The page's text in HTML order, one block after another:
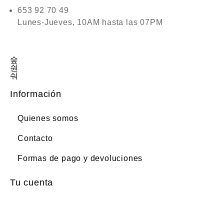
653 92 70 49
Lunes-Jueves, 10AM hasta las 07PM
Información
Quienes somos
Contacto
Formas de pago y devoluciones
Tu cuenta